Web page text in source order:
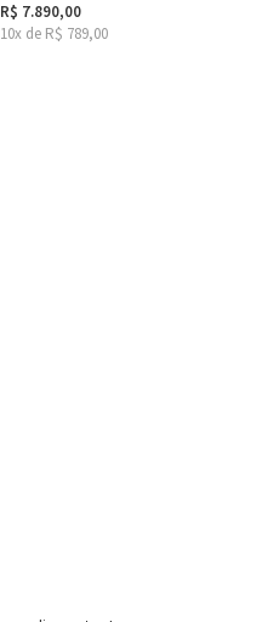
R$ 7.890,00
10x de R$ 789,00